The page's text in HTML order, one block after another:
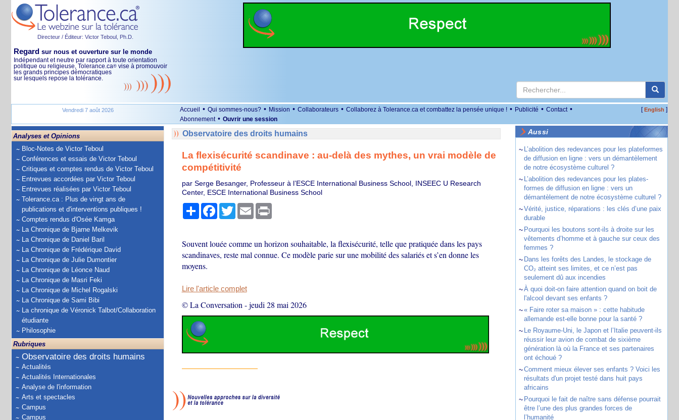
Directeur / Éditeur: Victor Teboul, Ph.D.
Regard sur nous et ouverture sur le monde
Indépendant et neutre par rapport à toute orientation
politique ou religieuse, Tolerance.ca® vise à promouvoir
les grands principes démocratiques
sur lesquels repose la tolérance.
Vendredi 7 août 2026 Accueil • Qui sommes-nous? • Mission • Collaborateurs • Collaborez à Tolerance.ca et combattez la pensée unique ! • Publicité • Contact •
Abonnement • Ouvrir une session
[English ]
Analyses et Opinions
Bloc-Notes de Victor Teboul
Conférences et essais de Victor Teboul
Critiques et comptes rendus de Victor Teboul
Entrevues accordées par Victor Teboul
Entrevues réalisées par Victor Teboul
Tolerance.ca : Plus de vingt ans de
publications et d'interventions publiques !
Comptes rendus d'Osée Kamga
La Chronique de Bjarne Melkevik
La Chronique de Daniel Baril
La Chronique de Frédérique David
La Chronique de Julie Dumontier
La Chronique de Léonce Naud
La Chronique de Masri Feki
La Chronique de Michel Rogalski
La Chronique de Sami Bibi
La chronique de Véronick Talbot/Collaboration
étudiante
Philosophie
Rubriques
Observatoire des droits humains
Actualités
Actualités Internationales
Analyse de l'information
Arts et spectacles
Campus
Campus
Observatoire des droits humains
La flexisécurité scandinave : au-delà des mythes, un vrai modèle de
compétitivité
par Serge Besanger, Professeur à l’ESCE International Business School, INSEEC U Research
Center, ESCE International Business School
PartagerFacebook
TwitterEmail Print
Souvent louée comme un horizon souhaitable, la flexisécurité, telle que pratiquée dans les pays
scandinaves, reste mal connue. Ce modèle parie sur une mobilité des salariés et s’en donne les
moyens.
Lire l'article complet
© La Conversation -jeudi 28 mai 2026
Aussi
~ L’abolition des redevances pour les plateformes
de diffusion en ligne : vers un démantèlement
de notre écosystème culturel ?
~ L’abolition des redevances pour les plates-
formes de diffusion en ligne : vers un
démantèlement de notre écosystème culturel ?
~Vérité, justice, réparations : les clés d’une paix
durable
~ Pourquoi les boutons sont-ils à droite sur les
vêtements d’homme et à gauche sur ceux des
femmes ?
~ Dans les forêts des Landes, le stockage de
CO₂ atteint ses limites, et ce n’est pas
seulement dû aux incendies
~À quoi doit-on faire attention quand on boit de
l'alcool devant ses enfants ?
~« Faire roter sa maison » : cette habitude
allemande est-elle bonne pour la santé ?
~ Le Royaume-Uni, le Japon et l’Italie peuvent-ils
réussir leur avion de combat de sixième
génération là où la France et ses partenaires
ont échoué ?
~Comment mieux élever ses enfants ? Voici les
résultats d'un projet testé dans huit pays
africains
~ Pourquoi le fait de naître sans défense pourrait
être l’une des plus grandes forces de
l’humanité